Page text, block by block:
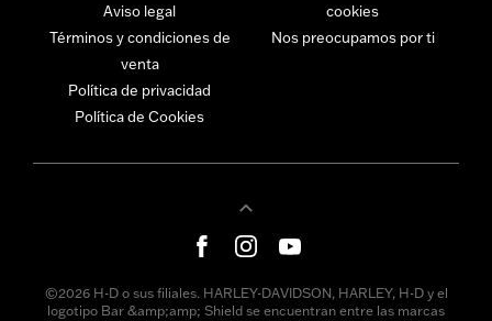
Aviso legal
Términos y condiciones de
venta
Política de privacidad
Política de Cookies
cookies
Nos preocupamos por ti
©2026 H-D o sus filiales. HARLEY-DAVIDSON, HARLEY, H-D y el
logotipo Bar &amp;amp; Shield se encuentran entre las marcas